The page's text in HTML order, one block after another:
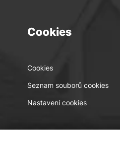
Cookies
Cookies
Seznam souborů cookies
Nastavení cookies